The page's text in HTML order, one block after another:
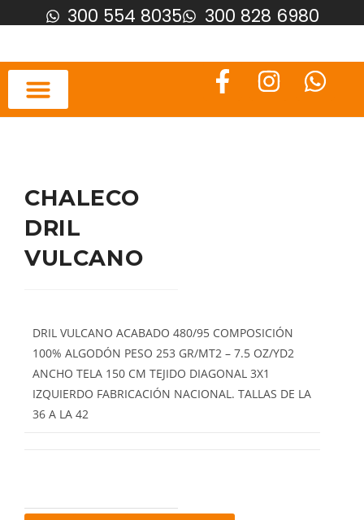
300 554 8035 300 828 6980
CHALECO
DRIL
VULCANO
DRIL VULCANO ACABADO 480/95 COMPOSICIÓN
100% ALGODÓN PESO 253 GR/MT2 – 7.5 OZ/YD2
ANCHO TELA 150 CM TEJIDO DIAGONAL 3X1
IZQUIERDO FABRICACIÓN NACIONAL. TALLAS DE LA
36 A LA 42